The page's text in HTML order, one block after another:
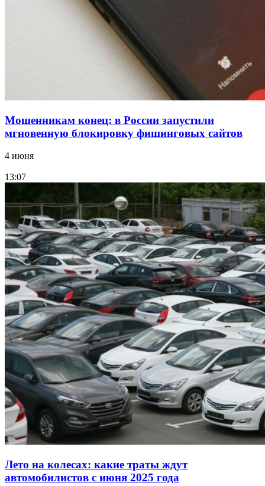
заключены контракты на 3,6 млн долларов
Мошенникам конец: в России запустили
мгновенную блокировку фишинговых сайтов
4 июня
13:07
Лето на колесах: какие траты ждут
автомобилистов с июня 2025 года